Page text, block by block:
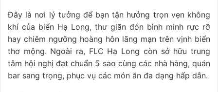
Đây là nơi lý tưởng để bạn tận hưởng trọn vẹn không
khí của biển Hạ Long, thư giãn đón bình minh rực rỡ
hay chiêm ngưỡng hoàng hôn lãng mạn trên vịnh biển
thơ mộng. Ngoài ra, FLC Hạ Long còn sở hữu trung
tâm hội nghị đạt chuẩn 5 sao cùng các nhà hàng, quán
bar sang trọng, phục vụ các món ăn đa dạng hấp dẫn.